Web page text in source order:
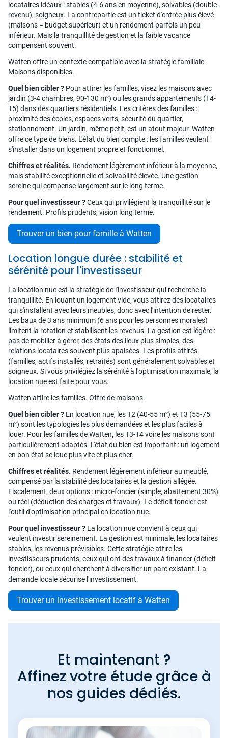
locataires idéaux : stables (4-6 ans en moyenne), solvables (double
revenu), soigneux. La contrepartie est un ticket d'entrée plus élevé
(maisons = budget supérieur) et un rendement parfois un peu
inférieur. Mais la tranquillité de gestion et la faible vacance
compensent souvent.
Watten offre un contexte compatible avec la stratégie familiale.
Maisons disponibles.
Quel bien cibler ? Pour attirer les familles, visez les maisons avec
jardin (3-4 chambres, 90-130 m²) ou les grands appartements (T4-
T5) dans des quartiers résidentiels. Les critères des familles :
proximité des écoles, espaces verts, sécurité du quartier,
stationnement. Un jardin, même petit, est un atout majeur. Watten
offre ce type de biens. L'état du bien compte : les familles veulent
s'installer dans un logement propre et fonctionnel.
Chiffres et réalités. Rendement légèrement inférieur à la moyenne,
mais stabilité exceptionnelle et solvabilité élevée. Une gestion
sereine qui compense largement sur le long terme.
Pour quel investisseur ?Ceux qui privilégient la tranquillité sur le
rendement. Profils prudents, vision long terme.
Trouver un bien pour famille à Watten
Location longue durée : stabilité et
sérénité pour l'investisseur
La location nue est la stratégie de l'investisseur qui recherche la
tranquillité. En louant un logement vide, vous attirez des locataires
qui s'installent avec leurs meubles, donc avec l'intention de rester.
Les baux de 3 ans minimum (6 ans pour les personnes morales)
limitent la rotation et stabilisent les revenus. La gestion est légère :
pas de mobilier à gérer, des états des lieux plus simples, des
relations locataires souvent plus apaisées. Les profils attirés
(familles, actifs installés, retraités) sont généralement solvables et
soigneux. Si vous privilégiez la sérénité à l'optimisation maximale, la
location nue est faite pour vous.
Watten attire les familles. Offre de maisons.
Quel bien cibler ? En location nue, les T2 (40-55 m²) et T3 (55-75
m²) sont les typologies les plus demandées et les plus faciles à
louer. Pour les familles de Watten, les T3-T4 voire les maisons sont
particulièrement adaptés. L'état du bien est important : un logement
en bon état se loue plus vite et plus cher.
Chiffres et réalités. Rendement légèrement inférieur au meublé,
compensé par la stabilité des locataires et la gestion allégée.
Fiscalement, deux options : micro-foncier (simple, abattement 30%)
ou réel (déduction des charges et travaux). Le déficit foncier est
l'outil d'optimisation principal en location nue.
Pour quel investisseur ? La location nue convient à ceux qui
veulent investir sereinement. La gestion est minimale, les locataires
stables, les revenus prévisibles. Cette stratégie attire les
investisseurs prudents, ceux qui ont des travaux à financer (déficit
foncier), ou ceux qui cherchent à diversifier un parc existant. La
demande locale sécurise l'investissement.
Trouver un investissement locatif à Watten
Et maintenant ?
Affinez votre étude grâce à
nos guides dédiés.